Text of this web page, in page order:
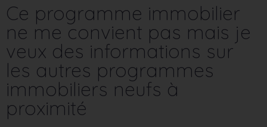
Ce programme immobilier
ne me convient pas mais je
veux des informations sur
les autres programmes
immobiliers neufs à
proximité